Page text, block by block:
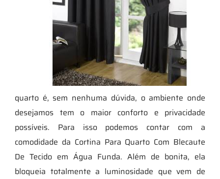
quarto é, sem nenhuma dúvida, o ambiente onde
desejamos tem o maior conforto e privacidade
possíveis. Para isso podemos contar com a
comodidade da Cortina Para Quarto Com Blecaute
De Tecido em Água Funda. Além de bonita, ela
bloqueia totalmente a luminosidade que vem de